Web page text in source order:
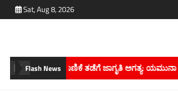
to
Sat, Aug 8, 2026
Flash News
ಅಗತ್ಯ: ಯಮುನಾ ಬೆಸ್ತ. ರಾಜ್ಯದಲ್ಲಿ ಬರಗಾಲದ